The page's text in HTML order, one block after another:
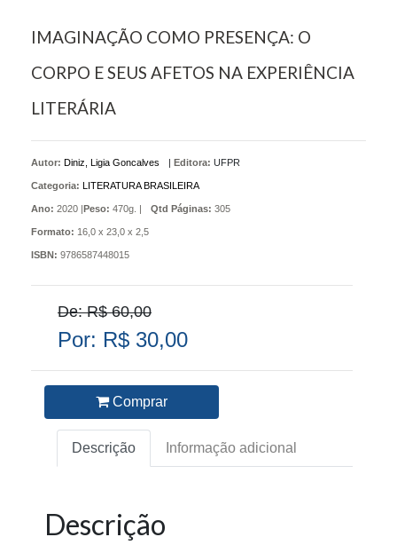
IMAGINAÇÃO COMO PRESENÇA: O
CORPO E SEUS AFETOS NA EXPERIÊNCIA
LITERÁRIA
Autor: Diniz, Ligia Goncalves Editora: UFPR
Categoria: LITERATURA BRASILEIRA
Ano: 2020 | Peso: 470g. | Qtd Páginas: 305
Formato: 16,0 x 23,0 x 2,5
ISBN: 9786587448015
De: R$ 60,00
Por: R$ 30,00
Comprar
Descrição Informação adicional
Descrição